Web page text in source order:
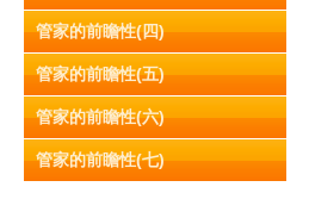
管家的前瞻性(四)
管家的前瞻性(五)
管家的前瞻性(六)
管家的前瞻性(七)